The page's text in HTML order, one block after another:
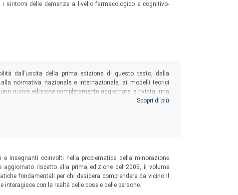
sintomi delle demenze a livello farmacologico e cognitivo-
dall’uscita della prima edizione di questo testo, dalla
normativa nazionale e internazionale, ai modelli teorici
nuova edizione completamente aggiornata e rivista, una
delle diverse figure professionali – dagli specialisti agli
informazioni nuove o spunti interessanti per ulteriori
Scopri di più
dello sviluppo
e insegnanti coinvolti nella problematica della minorazione
rispetto alla prima edizione del 2005, il volume
fondamentali per chi desidera comprendere da vicino il
interagisce con la realtà delle cose e delle persone.